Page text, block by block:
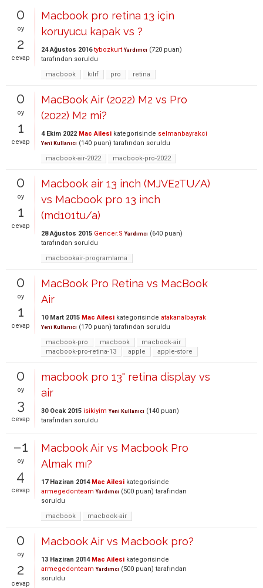
0
oy
2
cevap
Macbook pro retina 13 için
koruyucu kapak vs ?
24 Ağustos 2016 tybozkurt Yardımcı (720 puan)
tarafından soruldu
macbook
kılıf pro retina
0
oy
1
cevap
MacBook Air (2022) M2 vs Pro
(2022) M2 mi?
4 Ekim 2022 Mac Ailesi kategorisinde selmanbayrakci
Yeni Kullanıcı (140 puan) tarafından soruldu
macbook-air-2022
macbook-pro-2022
0
oy
1
cevap
Macbook air 13 inch (MJVE2TU/A)
vs Macbook pro 13 inch
(md101tu/a)
28 Ağustos 2015 Gencer.S Yardımcı (640 puan)
tarafından soruldu
macbookair-programlama
0
oy
1
cevap
MacBook Pro Retina vs MacBook
Air
10 Mart 2015 Mac Ailesi kategorisinde atakanalbayrak
Yeni Kullanıcı (170 puan) tarafından soruldu
macbook-pro
macbook
macbook-air
macbook-pro-retina-13
apple apple-store
0
oy
3
cevap
macbook pro 13" retina display vs
air
30 Ocak 2015 isikiyim Yeni Kullanıcı (140 puan)
tarafından soruldu
–1
oy
4
cevap
Macbook Air vs Macbook Pro
Almak mı?
17 Haziran 2014 Mac Ailesi kategorisinde
armegedonteam Yardımcı (500 puan) tarafından
soruldu
macbook
macbook-air
0
oy
2
cevap
Macbook Air vs Macbook pro?
13 Haziran 2014 Mac Ailesi kategorisinde
armegedonteam Yardımcı (500 puan) tarafından
soruldu